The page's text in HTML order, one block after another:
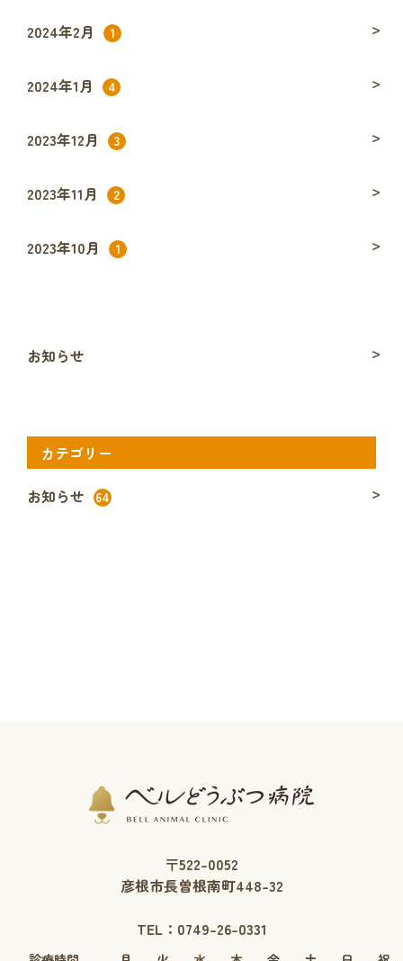
2024年2月 1
2024年1月 4
2023年12月 3
2023年11月 2
2023年10月 1
お知らせ
カテゴリー
お知らせ
64
〒522-0052
彦根市長曽根南町448-32
TEL： 0749-26-0331